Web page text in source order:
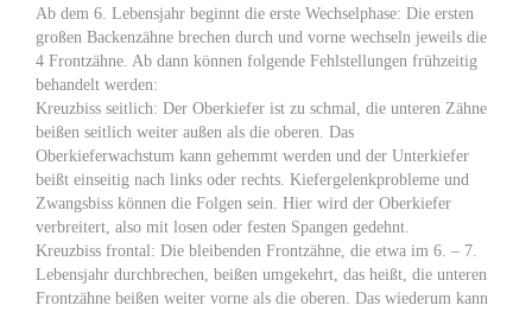
Ab dem 6. Lebensjahr beginnt die erste Wechselphase: Die ersten
großen Backenzähne brechen durch und vorne wechseln jeweils die
4 Frontzähne. Ab dann können folgende Fehlstellungen frühzeitig
behandelt werden:
Kreuzbiss seitlich: Der Oberkiefer ist zu schmal, die unteren Zähne
beißen seitlich weiter außen als die oberen. Das
Oberkieferwachstum kann gehemmt werden und der Unterkiefer
beißt einseitig nach links oder rechts. Kiefergelenkprobleme und
Zwangsbiss können die Folgen sein. Hier wird der Oberkiefer
verbreitert, also mit losen oder festen Spangen gedehnt.
Kreuzbiss frontal: Die bleibenden Frontzähne, die etwa im 6. – 7.
Lebensjahr durchbrechen, beißen umgekehrt, das heißt, die unteren
Frontzähne beißen weiter vorne als die oberen. Das wiederum kann